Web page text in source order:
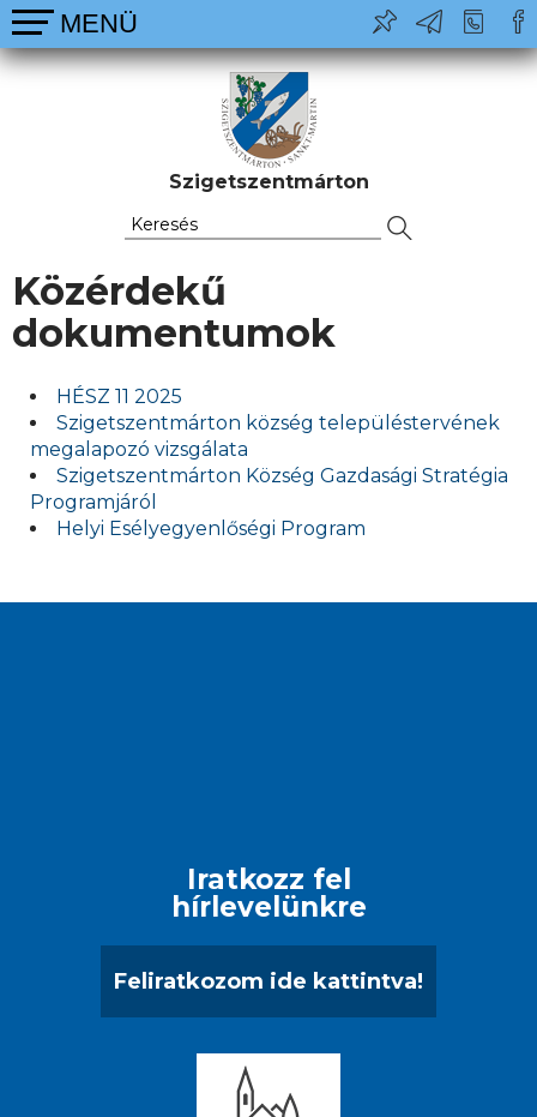
Szigetszentmárton
Közérdekű
dokumentumok
HÉSZ 11 2025
Szigetszentmárton község településtervének
megalapozó vizsgálata
Szigetszentmárton Község Gazdasági Stratégia
Programjáról
Helyi Esélyegyenlőségi Program
Iratkozz fel
hírlevelünkre
Feliratkozom ide kattintva!